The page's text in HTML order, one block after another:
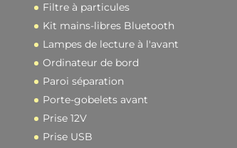
Filtre à particules
Kit mains-libres Bluetooth
Lampes de lecture à l'avant
Ordinateur de bord
Paroi séparation
Porte-gobelets avant
Prise 12V
Prise USB